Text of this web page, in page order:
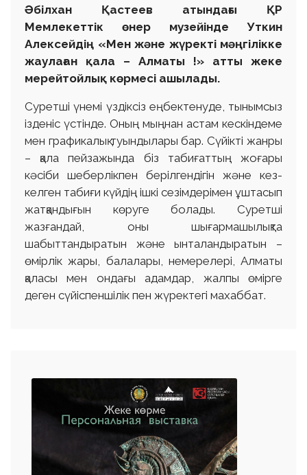
Әбілхан Қастеев атындағы ҚР
Мемлекеттік өнер музейінде Уткин
Алексейдің «Мен және жүректі мәңгілікке
жаулаған қала – Алматы !» атты жеке
мерейтойлық көрмесі ашылады.
Суретші үнемі үздіксіз еңбектенуде, тынымсыз
ізденіс үстінде. Оның мыңнан астам кескіндеме
мен графикалық туындылары бар. Сүйікті жанры
– қала пейзажында біз табиғаттың жоғары
кәсіби шеберлікпен берілгендігін және кез-
келген табиғи күйдің ішкі сезімдерімен ұштасып
жатқандығын көруге болады. Суретші
жазғандай, оны шығармашылықта
шабыттандыратын және ынталандыратын –
өмірлік жары, балалары, немерелері, Алматы
қаласы мен ондағы адамдар, жалпы өмірге
деген сүйіспеншілік пен жүректегі махаббат.